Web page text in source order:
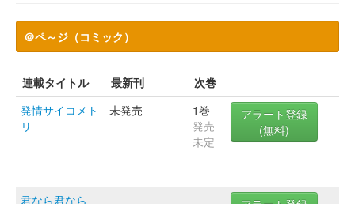
＠ペ～ジ（コミック）
連載タイトル 最新刊
次巻
発情サイコメト
リ
未発売
1巻
発売
未定
アラート登録
(無料)
君なら君なら